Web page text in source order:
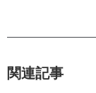
関連記事